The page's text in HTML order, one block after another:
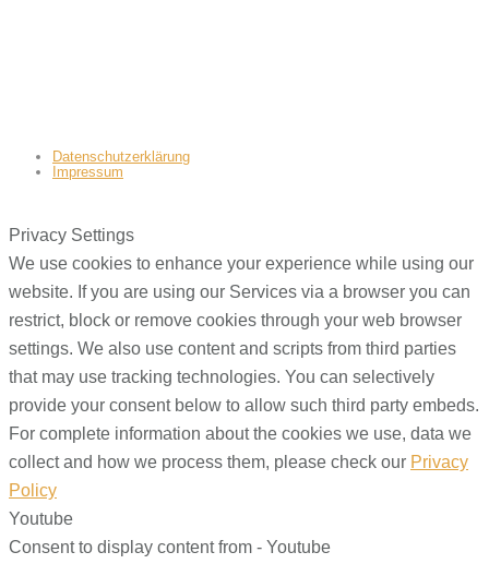
Datenschutzerklärung
Impressum
Privacy Settings
We use cookies to enhance your experience while using our
website. If you are using our Services via a browser you can
restrict, block or remove cookies through your web browser
settings. We also use content and scripts from third parties
that may use tracking technologies. You can selectively
provide your consent below to allow such third party embeds.
For complete information about the cookies we use, data we
collect and how we process them, please check our Privacy
Policy
Youtube
Consent to display content from - Youtube